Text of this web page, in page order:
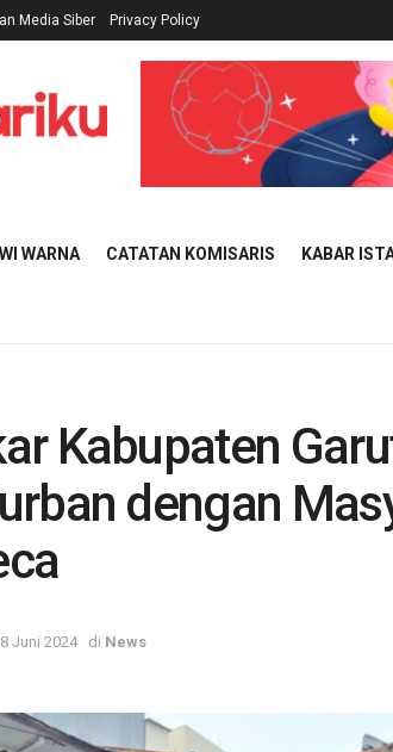
Media Siber Privacy Policy
WARNA CATATAN KOMISARIS KABAR
Kabupaten
dengan
Juni 2024 di News